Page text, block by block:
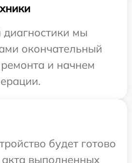
мы
окончательный
и начнем
будет готово
выполненных